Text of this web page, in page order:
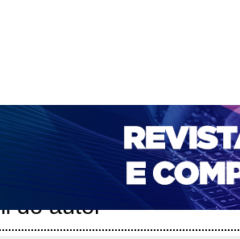
SOBRE ACESSO CADASTRO
PORTAL DE REVISTAS DA UNIFACS
NOVA SUBMISSÃO
do autor